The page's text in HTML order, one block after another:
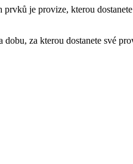
je provize, kterou
za kterou dostanete své